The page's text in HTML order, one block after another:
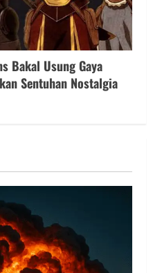
Bakal Usung Gaya
Sentuhan Nostalgia